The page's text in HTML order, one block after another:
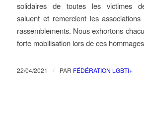
solidaires de toutes les victimes
saluent et remercient les associations
rassemblements. Nous exhortons
forte mobilisation lors de ces
22/04/2021 / PAR FÉDÉRATION LGBTI+